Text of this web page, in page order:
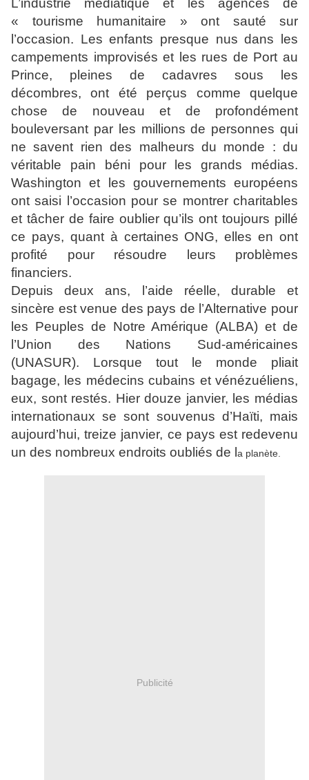
L’industrie médiatique et les agences de
« tourisme humanitaire » ont sauté sur
l’occasion. Les enfants presque nus dans les
campements improvisés et les rues de Port au
Prince, pleines de cadavres sous les
décombres, ont été perçus comme quelque
chose de nouveau et de profondément
bouleversant par les millions de personnes qui
ne savent rien des malheurs du monde : du
véritable pain béni pour les grands médias.
Washington et les gouvernements européens
ont saisi l’occasion pour se montrer charitables
et tâcher de faire oublier qu’ils ont toujours pillé
ce pays, quant à certaines ONG, elles en ont
profité pour résoudre leurs problèmes
financiers.
Depuis deux ans, l’aide réelle, durable et
sincère est venue des pays de l’Alternative pour
les Peuples de Notre Amérique (ALBA) et de
l’Union des Nations Sud-américaines
(UNASUR). Lorsque tout le monde pliait
bagage, les médecins cubains et vénézuéliens,
eux, sont restés. Hier douze janvier, les médias
internationaux se sont souvenus d’Haïti, mais
aujourd’hui, treize janvier, ce pays est redevenu
un des nombreux endroits oubliés de l
a planète.
Publicité